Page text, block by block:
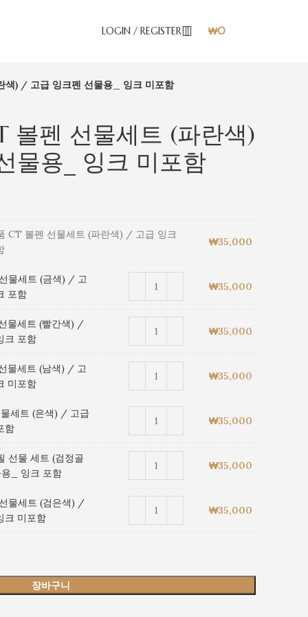
LOGIN / REGISTER ₩0
색) / 고급 잉크펜 선물용_ 잉크 미포함
볼펜 선물세트 (파란색)
물용_ 잉크 미포함
CT 볼펜 선물세트 (파란색) / 고급 잉크
₩35,000
물세트 (금색) / 고
포함
₩35,000
물세트 (빨간색) /
크 포함
₩35,000
물세트 (남색) / 고
미포함
₩35,000
세트 (은색) / 고급
함
₩35,000
선물 세트 (검정골
_ 잉크 포함
₩35,000
물세트 (검은색) /
크 미포함
₩35,000
장바구니